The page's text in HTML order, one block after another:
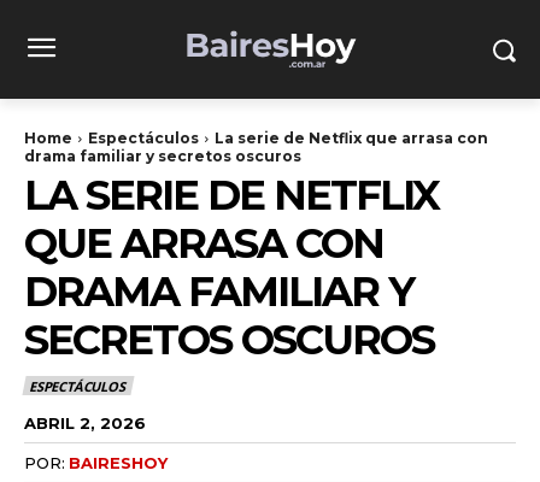
Home Espectáculos
La serie de Netflix que arrasa con
drama familiar y secretos oscuros
LA SERIE DE NETFLIX
QUE ARRASA CON
DRAMA FAMILIAR Y
SECRETOS OSCUROS
ESPECTÁCULOS
ABRIL 2, 2026
POR: BAIRESHOY